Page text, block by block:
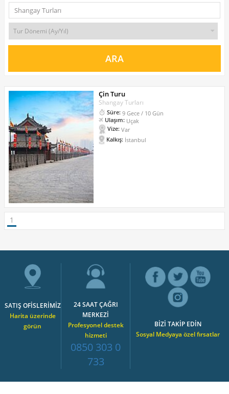
Çin Turu
Shangay Turları
Süre: 9 Gece / 10 Gün
Ulaşım: Uçak
Vize: Var
Kalkış: İstanbul
1
SATIŞ OFİSLERİMİZ
Harita üzerinde
görün
24 SAAT ÇAĞRI
MERKEZİ
Profesyonel destek
hizmeti
0850 303 0
733
BİZİ TAKİP EDİN
Sosyal Medyaya özel fırsatlar